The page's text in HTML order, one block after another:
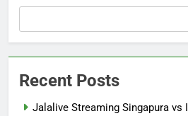
Recent Posts
Jalalive Streaming Singapura vs